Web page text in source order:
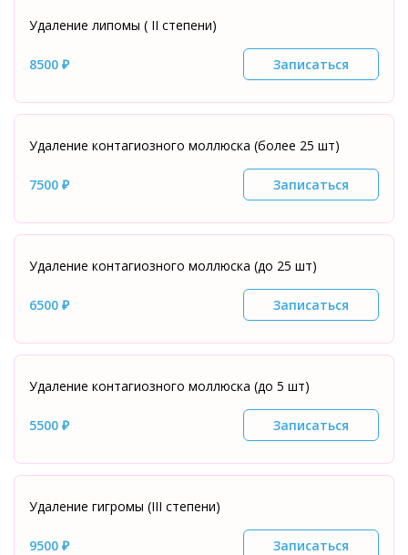
Удаление липомы ( II степени)
8500 ₽ Записаться
Удаление контагиозного моллюска (более 25 шт)
7500 ₽ Записаться
Удаление контагиозного моллюска (до 25 шт)
6500 ₽ Записаться
Удаление контагиозного моллюска (до 5 шт)
5500 ₽ Записаться
Удаление гигромы (III степени)
9500 ₽ Записаться